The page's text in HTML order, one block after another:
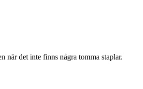
när det inte finns några tomma staplar.